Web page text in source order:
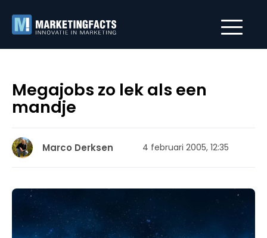
Megajobs zo lek als een
mandje
Marco Derksen 4 februari 2005, 12:35